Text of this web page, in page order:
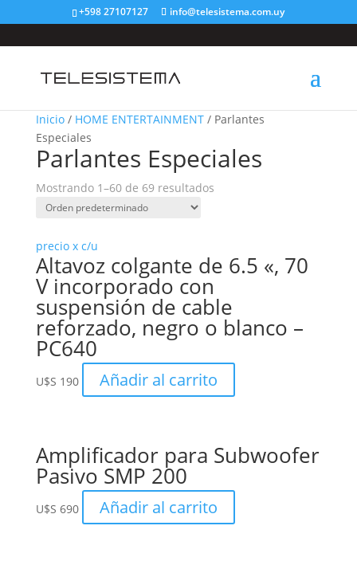
+598 27107127 info@telesistema.com.uy
Inicio/ HOME ENTERTAINMENT/ Parlantes
Especiales
Parlantes Especiales
Mostrando 1–60 de 69 resultados
precio x c/u
Altavoz colgante de 6.5 «, 70
V incorporado con
suspensión de cable
reforzado, negro o blanco –
PC640
U$S 190 Añadir al carrito
Amplificador para Subwoofer
Pasivo SMP 200
U$S 690 Añadir al carrito